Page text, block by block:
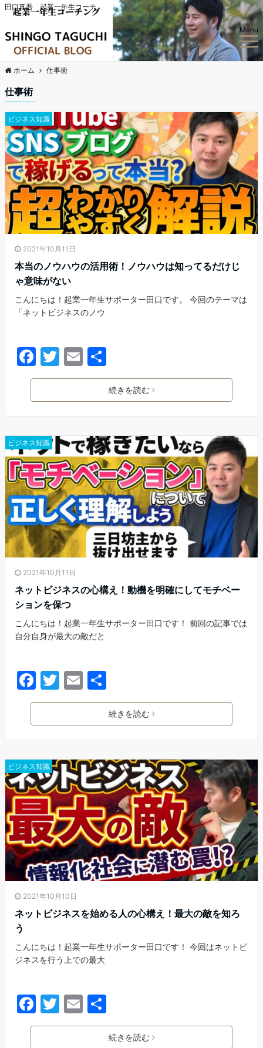
田口真吾 起業一年生コーチ
Menu
ホーム 仕事術
仕事術
ビジネス知識
2021年10月11日
本当のノウハウの活用術！ノウハウは知ってるだけじ
ゃ意味がない
こんにちは！起業一年生サポーター田口です。 今回のテーマは
「ネットビジネスのノウ
F
a
e
b
o
o
k
T
w
er
E
m
l
有
続きを読む
ビジネス知識
2021年10月11日
ネットビジネスの心構え！動機を明確にしてモチベー
ションを保つ
こんにちは！起業一年生サポーター田口です！ 前回の記事では
自分自身が最大の敵だと
F
a
e
b
o
o
k
T
w
er
E
m
l
有
続きを読む
ビジネス知識
2021年10月10日
ネットビジネスを始める人の心構え！最大の敵を知ろ
う
こんにちは！起業一年生サポーター田口です！ 今回はネットビ
ジネスを行う上での最大
F
a
T
w
E
m 有
続きを読む